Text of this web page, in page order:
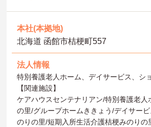
本社(本拠地)
北海道 函館市桔梗町557
法人情報
特別養護老人ホーム、デイサービス、シ
【関連施設】
ケアハウスセンテナリアン/特別養護老人
の里/グループホームききょう/デイサー
のりの里/短期入所生活介護桔梗みのりの